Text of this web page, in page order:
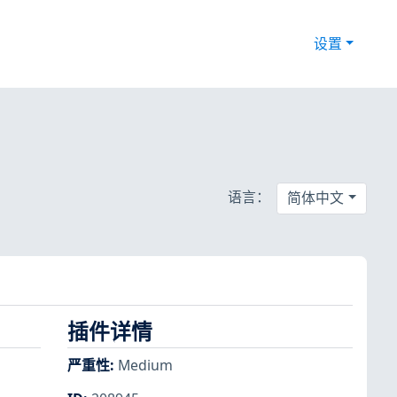
设置
语言： 简体中文
插件详情
严重性: Medium